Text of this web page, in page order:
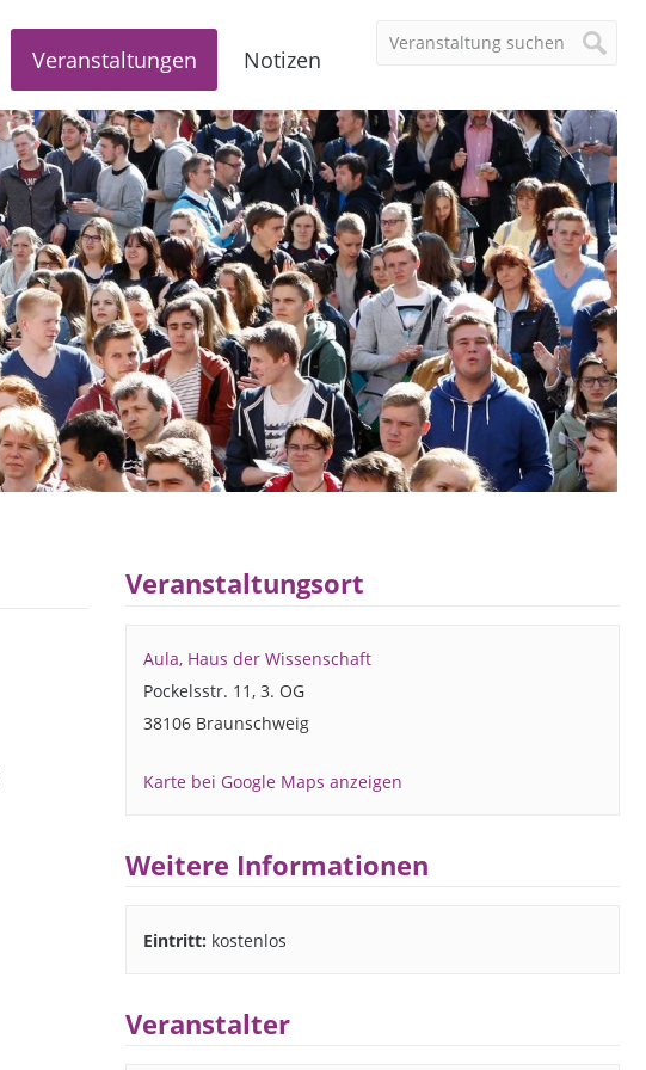
Veranstaltungen Notizen
Veranstaltungsort
Aula, Haus der Wissenschaft
Pockelsstr. 11, 3. OG
38106 Braunschweig
Karte bei Google Maps anzeigen
Weitere Informationen
Eintritt: kostenlos
Veranstalter